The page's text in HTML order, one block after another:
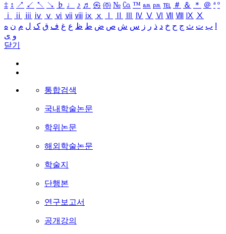
‡ ↕ ↗ ↙ ↖ ↘ ♭ ♩ ♪ ♬ ㉿ ㈜ № ㏇ ™ ㏂ ㏘ ℡ ＃ ＆ ＊ ＠ ª º
ⅰ
ⅱ ⅲ ⅳ ⅴ ⅵ ⅶ ⅷ ⅸ ⅹ Ⅳ Ⅴ Ⅵ Ⅶ Ⅷ Ⅸ Ⅹ
ب ت ث ج ح خ د ذ ر ز س ش ص ض ط ظ ع غ ف ق ک ل م ن ه
و ی
닫기
통합검색
국내학술논문
학위논문
해외학술논문
학술지
단행본
연구보고서
공개강의